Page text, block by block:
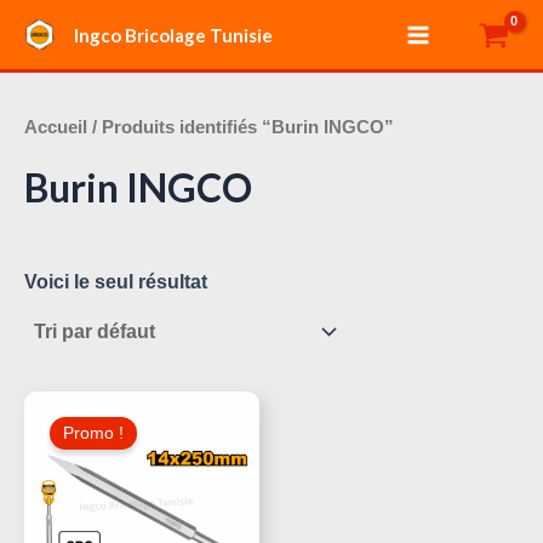
contenu
Ingco Bricolage Tunisie
Main
Menu
Accueil / Produits identifiés “Burin INGCO”
Burin INGCO
Voici le seul résultat
Promo !
Était :
Est :